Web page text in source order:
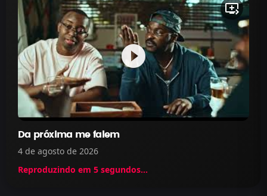
play_circle_filled
queue_play_next
Da próxima me falem
4 de agosto de 2026
Reproduzindo em 5 segundos...